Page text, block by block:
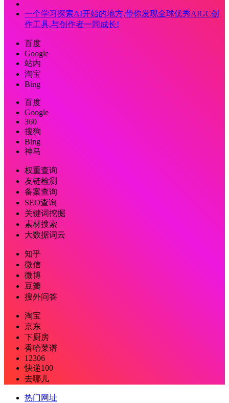
一个学习探索AI开始的地方,带你发现全球优秀AIGC创
作工具,与创作者一同成长!
百度
Google
站内
淘宝
Bing
百度
Google
360
搜狗
Bing
神马
权重查询
友链检测
备案查询
SEO查询
关键词挖掘
素材搜索
大数据词云
知乎
微信
微博
豆瓣
搜外问答
淘宝
京东
下厨房
香哈菜谱
12306
快递100
去哪儿
热门网址